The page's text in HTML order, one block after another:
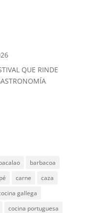
QUE RINDE
barbacoa
carne
caza
gallega
cocina portuguesa